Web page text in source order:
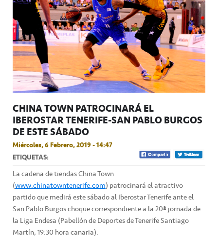
CHINA TOWN PATROCINARÁ EL
IBEROSTAR TENERIFE-SAN PABLO BURGOS
DE ESTE SÁBADO
Miércoles, 6 Febrero, 2019 - 14:47
ETIQUETAS:
La cadena de tiendas China Town
(www.chinatowntenerife.com) patrocinará el atractivo
partido que medirá este sábado al Iberostar Tenerife ante el
San Pablo Burgos choque correspondiente a la 20ª jornada de
la Liga Endesa (Pabellón de Deportes de Tenerife Santiago
Martín, 19:30 hora canaria).